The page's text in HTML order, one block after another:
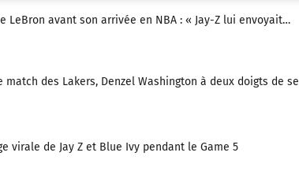
LeBron avant son arrivée en NBA : « Jay-Z lui envoyait…
match des Lakers, Denzel Washington à deux doigts de se
virale de Jay Z et Blue Ivy pendant le Game 5